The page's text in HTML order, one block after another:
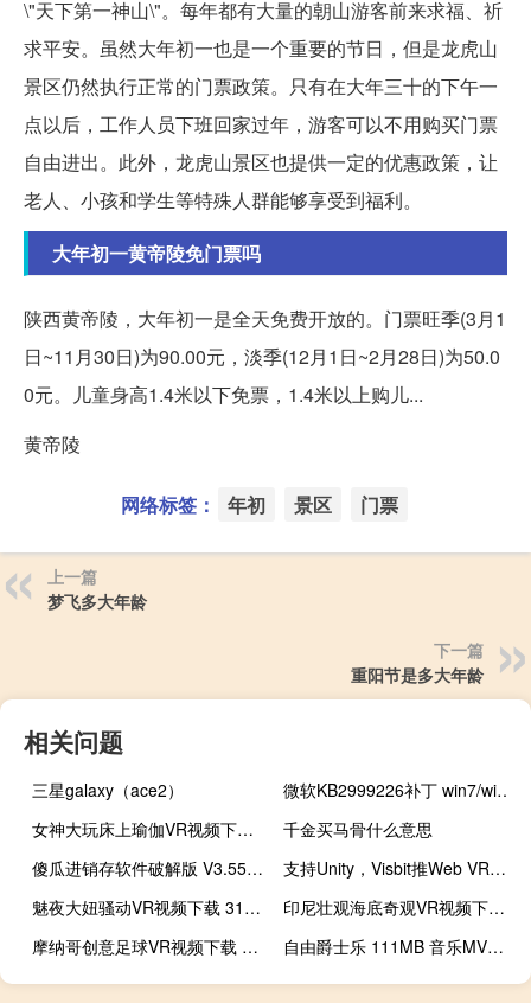
\"天下第一神山\"。每年都有大量的朝山游客前来求福、祈
求平安。虽然大年初一也是一个重要的节日，但是龙虎山
景区仍然执行正常的门票政策。只有在大年三十的下午一
点以后，工作人员下班回家过年，游客可以不用购买门票
自由进出。此外，龙虎山景区也提供一定的优惠政策，让
老人、小孩和学生等特殊人群能够享受到福利。
大年初一黄帝陵免门票吗
陕西黄帝陵，大年初一是全天免费开放的。门票旺季(3月1
日~11月30日)为90.00元，淡季(12月1日~2月28日)为50.0
0元。儿童身高1.4米以下免票，1.4米以上购儿...
黄帝陵
网络标签： 年初 景区 门票
上一篇
梦飞多大年龄
下一篇
重阳节是多大年龄
相关问题
三星galaxy（ace2）
微软KB2999226补丁 win7/win10 官方免费版（微软KB2999226补丁 win7/win10 官方免费版功能简介）
女神大玩床上瑜伽VR视频下载 77MB 美女时尚类
千金买马骨什么意思
傻瓜进销存软件破解版 V3.55 免加密狗版（傻瓜进销存软件破解版 V3.55 免加密狗版功能简介）
支持Unity，Visbit推Web VR播放器云服务
魅夜大妞骚动VR视频下载 313MB 美女时尚类
印尼壮观海底奇观VR视频下载 30MB 环球旅行类
摩纳哥创意足球VR视频下载 38MB 体育运动类
自由爵士乐 111MB 音乐MV类VR视频